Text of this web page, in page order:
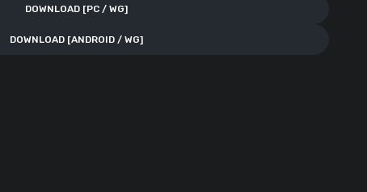
DOWNLOAD [PC / WG]
DOWNLOAD [ANDROID / WG]